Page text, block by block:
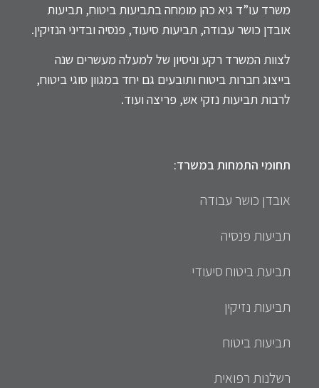
משרד עו”ד גיא כהן מומחה בתביעות ביטוח, תביעות
אובדן כושר עבודה, תביעות סיעוד, פנסיה ובדיני הנזיקין.
לצוות המשרד רקע וניסיון של למעלה מעשרים שנה
בייצוג חברות ביטוח ותובעים גם יחד במגוון סוגי ביטוח,
לרבות תביעות נזקי אש, פריצה ועוד.
תחומי התמחות במשרד:
אובדן כושר עבודה
תביעות פנסיה
תביעת ביטוח סיעודי
תביעות נזיקין
תביעות ביטוח
רשלנות רפואית